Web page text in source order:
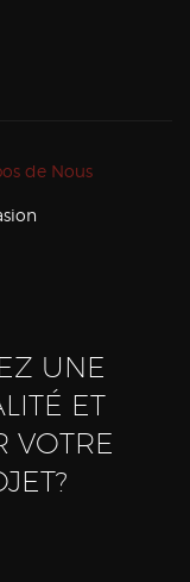
de Nous
UNE
ET
VOTRE